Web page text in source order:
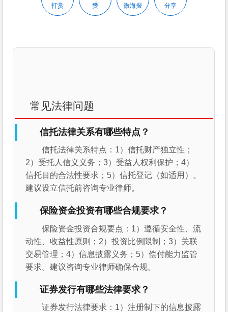
打赏 赞 微海报 分享
常见法律问题
信托法律关系有哪些特点？
信托法律关系特点：1）信托财产独立性；
2）受托人信义义务；3）受益人权利保护；4）
信托目的合法性要求；5）信托登记（如适用）。
建议设立信托前咨询专业律师。
保险资金投资有哪些合规要求？
保险资金投资合规要点：1）遵循安全性、流
动性、收益性原则；2）投资比例限制；3）关联
交易管理；4）信息披露义务；5）偿付能力监管
要求。建议咨询专业律师确保合规。
证券发行有哪些法律要求？
证券发行法律要求：1）注册制下的信息披露